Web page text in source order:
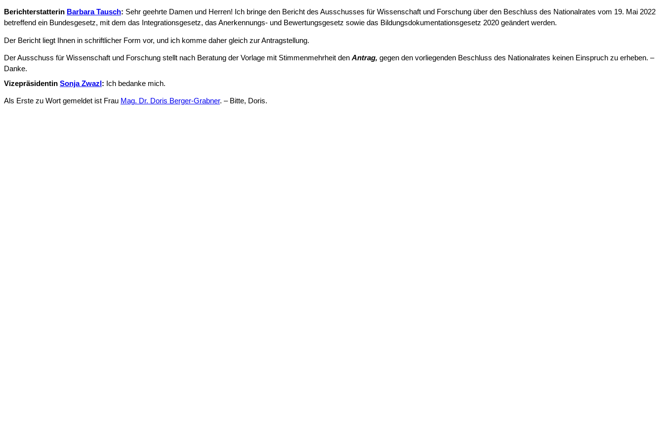
Berichterstatterin Barbara Tausch: Sehr geehrte Damen und Herren! Ich bringe den Bericht des Ausschusses für Wissenschaft und Forschung über den Beschluss des Nationalrates vom 19. Mai 2022
betreffend ein Bundesgesetz, mit dem das Integrations­gesetz, das Anerkennungs- und Bewertungsgesetz sowie das Bildungsdokumen­tations­gesetz 2020 geändert werden.
Der Bericht liegt Ihnen in schriftlicher Form vor, und ich komme daher gleich zur Antrag­stellung.
Der Ausschuss für Wissenschaft und Forschung stellt nach Beratung der Vorlage mit Stimmenmehrheit den Antrag, gegen den vorliegenden Beschluss des Nationalrates keinen Einspruch zu erheben. –
Danke.
Vizepräsidentin Sonja Zwazl : Ich bedanke mich.
Als Erste zu Wort gemeldet ist Frau Mag. Dr. Doris Berger-Grabner. – Bitte, Doris.